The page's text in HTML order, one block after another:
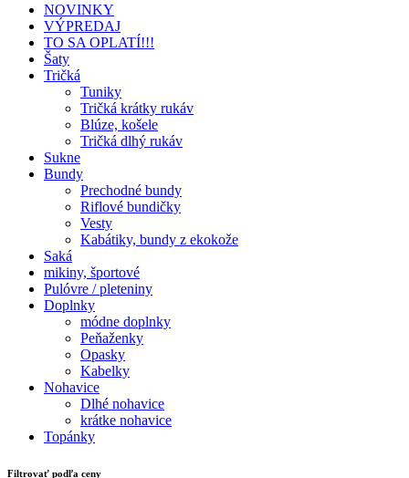
NOVINKY
VÝPREDAJ
TO SA OPLATÍ!!!
Šaty
Tričká
Tuniky
Tričká krátky rukáv
Blúze, košele
Tričká dlhý rukáv
Sukne
Bundy
Prechodné bundy
Riflové bundičky
Vesty
Kabátiky, bundy z ekokože
Saká
mikiny, športové
Pulóvre / pleteniny
Doplnky
módne doplnky
Peňaženky
Opasky
Kabelky
Nohavice
Dlhé nohavice
krátke nohavice
Topánky
Filtrovať podľa ceny